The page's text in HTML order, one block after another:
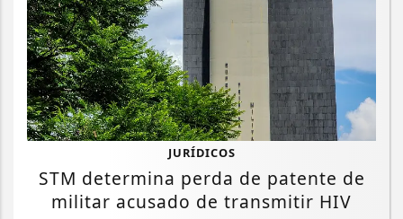
JURÍDICOS
STM determina perda de patente de
militar acusado de transmitir HIV